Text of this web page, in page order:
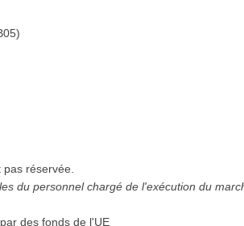
)
pas réservée.
du personnel chargé de l'exécution du
des fonds de l'UE